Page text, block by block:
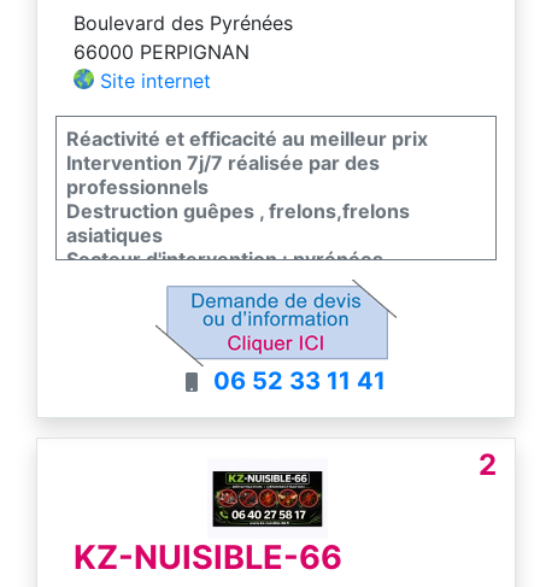
Boulevard des Pyrénées
66000 PERPIGNAN
Site internet
Réactivité et efficacité au meilleur prix
Intervention 7j/7 réalisée par des
professionnels
Destruction guêpes , frelons,frelons
asiatiques
Secteur d'intervention : pyrénées-
06 52 33 11 41
2
KZ-NUISIBLE-66